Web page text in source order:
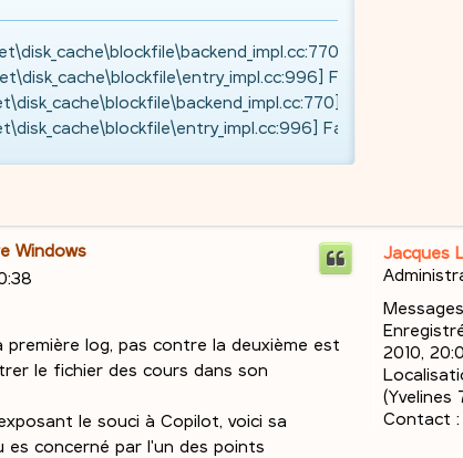
Unable to
Failed to save
Unable to
Failed to save
Jacques
2010,
(Yvelines
Contact :
Windows
log, pas contre la deuxième est
le fichier des cours dans son
le souci à Copilot, voici sa
concerné par l'un des points